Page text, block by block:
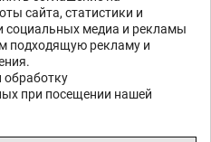
сайта, статистики и
социальных медиа и рекламы
подходящую рекламу и
обработку
при посещении нашей
Отправить
Акции и скидки?